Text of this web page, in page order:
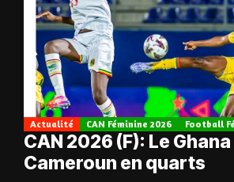
Actualité CAN Féminine 2026 Football
CAN 2026 (F): Le
Cameroun en quarts